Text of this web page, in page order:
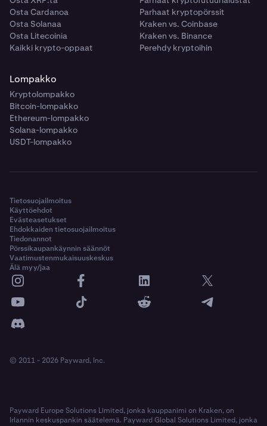
Osta Cardanoa
Osta Solanaa
Osta Litecoinia
Kaikki krypto-oppaat
Parhaat kryptopörssit
Kraken vs. Coinbase
Kraken vs. Binance
Perehdy kryptoihin
Lompakko
Kryptolompakko
Bitcoin-lompakko
Ethereum-lompakko
Solana-lompakko
USDT-lompakko
Tietosuojailmoitus
Käyttöehdot
Evästeasetukset
Ehdokkaiden tietosuojailmoitus
Tiedonannot
Pörssikaupankäynnin säännöt
Vaatimustenmukaisuuskeskus
Älä myy/jaa
© 2011 - 2026 Payward, Inc.
Payward Europe Solutions Limited, jonka kauppanimi on Kraken, on
Irlannin keskuspankin säätelemä. Payward Global Solutions Limited, jonka